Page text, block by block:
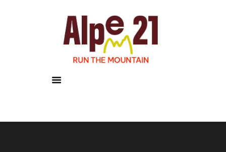
Résultats
Galerie
Infos pratiques